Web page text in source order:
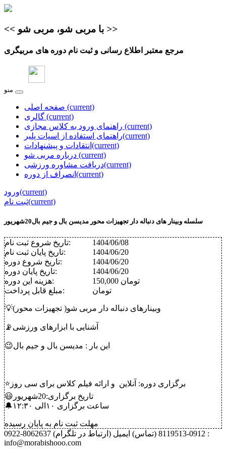
<< >>
مرجع معتبر اطلاع‌ رسانی و ثبت نام دوره های مربیگری
منو
(current)
(current)
(current)
راهنمای استفاده از اسپات پلیر(current)
انتقادات و پیشنهادات (current)
(current)
دریافت مشاوره ورزشی(current)
انصراف از دوره (current)
ورود(current)
ثبت نام(current)
سلسله وبینار های دنباله دار تجهیزات محور مدیسن بال و جیم بال20شهریور
تاریخ شروع ثبت نام:
1404/06/08
تاریخ پایان ثبت نام:
1404/06/20
تاریخ شروع دوره:
1404/06/20
تاریخ پایان دوره:
1404/06/20
هزینه این دوره:
150,000 تومان
مبلغ قابل پرداخت:
تومان
💡وبینارهای دنباله دار مربی شو( تجهیزات محور)
📡آشنایی با ابزارهای ورزشی
😉این بار : مدیسن بال و جیم بال
⭐برگزاری دوره: آنلاین و ارائه فیلم کلاس برای سی روز
😃تاریخ برگزاری:20شهریور
🔔ساعت برگزاری ۱۰الی ۱۲:۳۰
مهلت ثبت نام به پایان رسیده
0922-8062637 (ارتباط در تلگرام)
0912-8119513 (تماس)
ایمیل :
info@morabishooo.com